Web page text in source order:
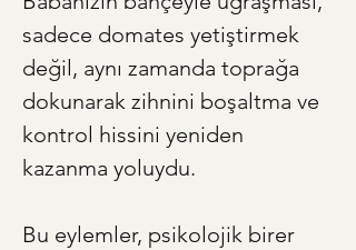
sadece domates yetiştirmek
değil, aynı zamanda toprağa
dokunarak zihnini boşaltma ve
kontrol hissini yeniden
kazanma yoluydu.
Bu eylemler, psikolojik birer